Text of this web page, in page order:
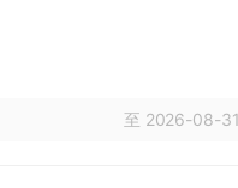
至 2026-08-